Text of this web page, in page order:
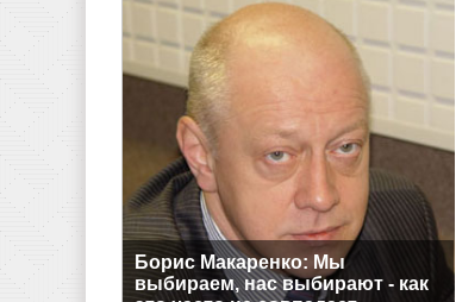
Борис Макаренко: Мы
выбираем, нас выбирают - как